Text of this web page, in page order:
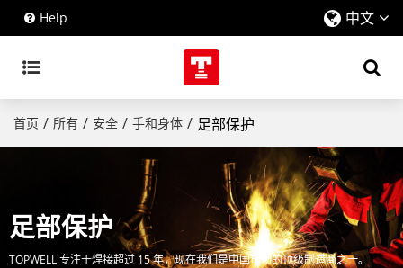
Help 中文
首页 / 所有 / 安全 / 手和身体 / 足部保护
足部保护
TOPWELL 专注于焊接超过 15 年，现在我们是中国市场的顶级制造商之一。